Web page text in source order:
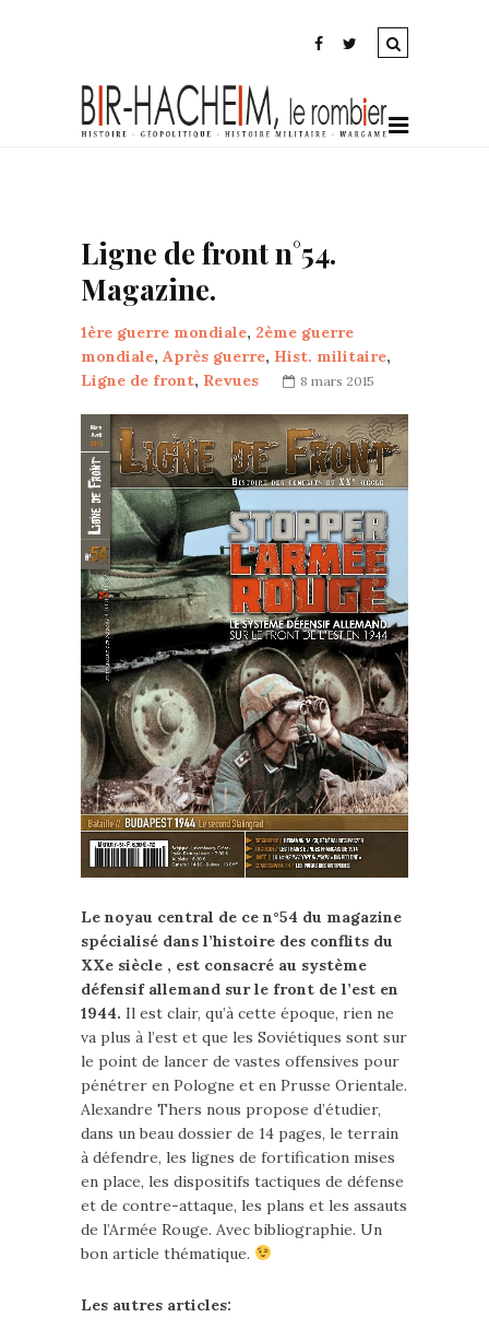
Ligne de front n°54.
Magazine.
1ère guerre mondiale, 2ème guerre
mondiale, Après guerre, Hist. militaire,
Ligne de front, Revues 8 mars 2015
Le noyau central de ce n°54 du magazine
spécialisé dans l’histoire des conflits du
XXe siècle , est consacré au système
défensif allemand sur le front de l’est en
1944. Il est clair, qu’à cette époque, rien ne
va plus à l’est et que les Soviétiques sont sur
le point de lancer de vastes offensives pour
pénétrer en Pologne et en Prusse Orientale.
Alexandre Thers nous propose d’étudier,
dans un beau dossier de 14 pages, le terrain
à défendre, les lignes de fortification mises
en place, les dispositifs tactiques de défense
et de contre-attaque, les plans et les assauts
de l’Armée Rouge. Avec bibliographie. Un
bon article thématique.
Les autres articles: